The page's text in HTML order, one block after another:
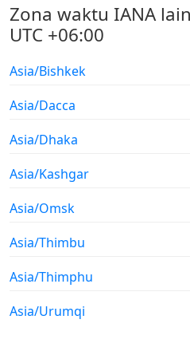
Zona waktu IANA
UTC +06:00
Asia/Bishkek
Asia/Dacca
Asia/Dhaka
Asia/Kashgar
Asia/Omsk
Asia/Thimbu
Asia/Thimphu
Asia/Urumqi